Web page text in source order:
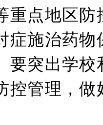
重点地区防
症施治药
要突出学
控管理，做